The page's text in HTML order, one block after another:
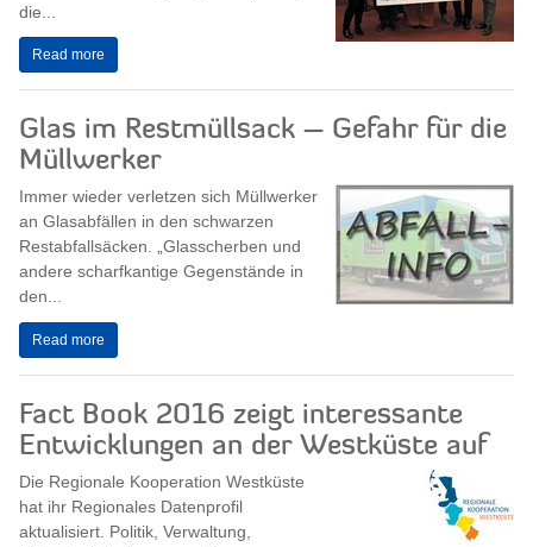
die...
Read more
Glas im Restmüllsack – Gefahr für die
Müllwerker
Immer wieder verletzen sich Müllwerker
an Glasabfällen in den schwarzen
Restabfallsäcken. „Glasscherben und
andere scharfkantige Gegenstände in
den...
Read more
Fact Book 2016 zeigt interessante
Entwicklungen an der Westküste auf
Die Regionale Kooperation Westküste
hat ihr Regionales Datenprofil
aktualisiert. Politik, Verwaltung,